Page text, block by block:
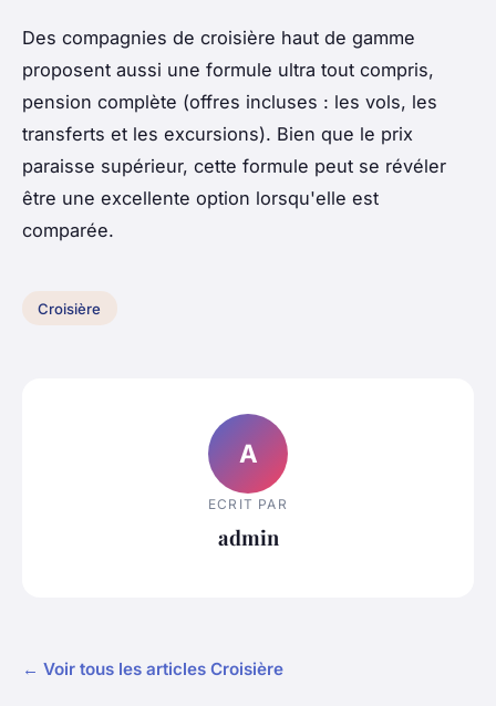
Des compagnies de croisière haut de gamme
proposent aussi une formule ultra tout compris,
pension complète (offres incluses : les vols, les
transferts et les excursions). Bien que le prix
paraisse supérieur, cette formule peut se révéler
être une excellente option lorsqu'elle est
comparée.
Croisière
A
ECRIT PAR
admin
← Voir tous les articles Croisière